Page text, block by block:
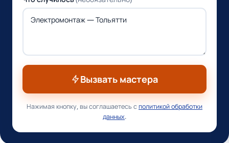
Вызвать мастера
Нажимая кнопку, вы соглашаетесь сполитикой обработки
данных.